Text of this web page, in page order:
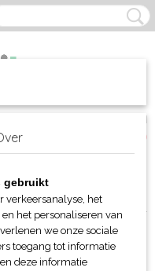
(0)
Nicholson
gebruikt
verkeersanalyse, het
het personaliseren van
we onze sociale
toegang tot informatie
deze informatie